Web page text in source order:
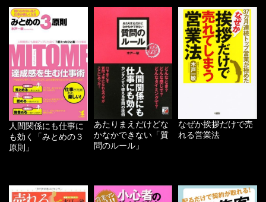
人間関係にも仕事に
も効く「みとめの３
原則」
あたりまえだけどな
かなかできない「質
問のルール」
なぜか挨拶だけで売
れる営業法